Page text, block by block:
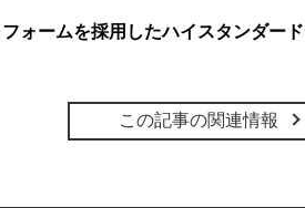
ォームを採用したハイスタンダー
この記事の関連情報